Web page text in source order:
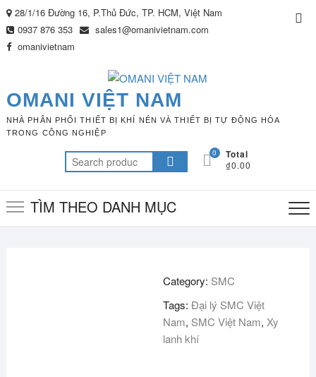
Skip
to
content
28/1/16 Đường 16, P.Thủ Đức, TP. HCM, Việt Nam
0937 876 353
sales1@omanivietnam.com
omanivietnam
OMANI VIỆT NAM
NHÀ PHÂN PHỐI THIẾT BỊ KHÍ NÉN VÀ THIẾT BỊ TỰ ĐỘNG HÓA
TRONG CÔNG NGHIỆP
Search
for:
0 Total
₫0.00
TÌM THEO DANH MỤC
Category: SMC
Tags:Đại lý SMC Việt
Nam, SMC Việt Nam, Xy
lanh khí